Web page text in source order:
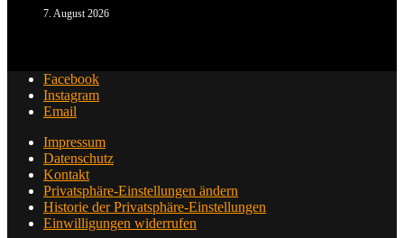
7. August 2026
Facebook
Instagram
Email
Impressum
Datenschutz
Kontakt
Privatsphäre-Einstellungen ändern
Historie der Privatsphäre-Einstellungen
Einwilligungen widerrufen